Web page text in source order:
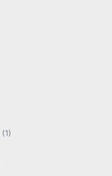
(1)